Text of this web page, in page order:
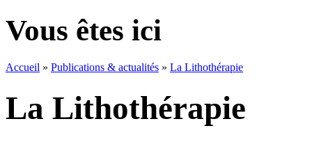
Vous êtes ici
Accueil » Publications & actualités » La Lithothérapie
La Lithothérapie